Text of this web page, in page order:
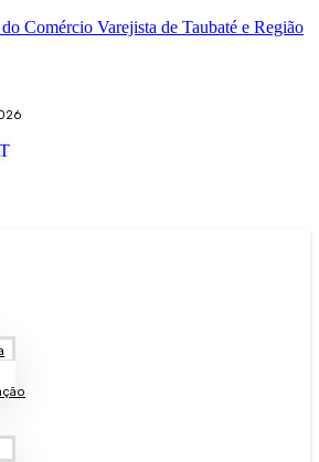
Comércio Varejista de Taubaté e Região